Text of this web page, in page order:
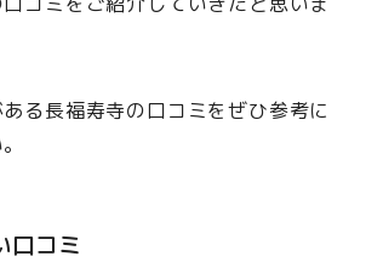
る長福寿寺の口コミをぜひ参考に
口コミ